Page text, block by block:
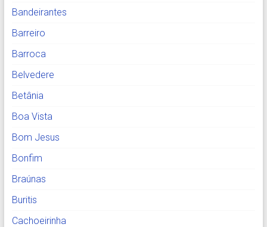
Bandeirantes
Barreiro
Barroca
Belvedere
Betânia
Boa Vista
Bom Jesus
Bonfim
Braúnas
Buritis
Cachoeirinha